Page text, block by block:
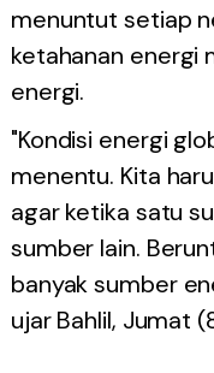
menuntut setiap
ketahanan energi
energi.
"Kondisi energi
menentu. Kita
agar ketika satu
sumber lain.
banyak sumber
ujar Bahlil, Jumat